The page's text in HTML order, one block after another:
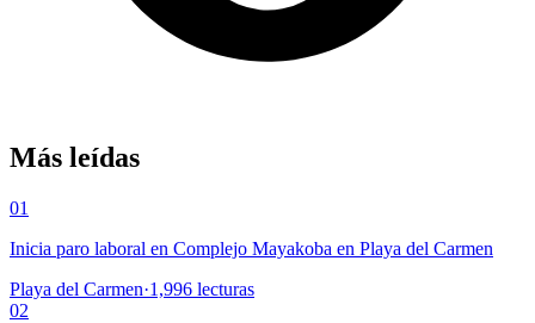
Más leídas
01
Inicia paro laboral en Complejo Mayakoba en Playa del Carmen
Playa del Carmen·1,996 lecturas
02